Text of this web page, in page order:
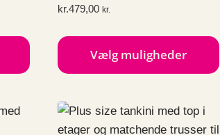
kr.479,00 kr.
Vælg muligheder
vare